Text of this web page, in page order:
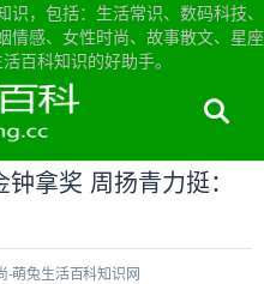
，包括：生活常识、数码科技、
情感、女性时尚、故事散文、星座
百科知识的好助手。
>女性时尚
拿奖 周扬青力挺：
-萌兔生活百科知识网